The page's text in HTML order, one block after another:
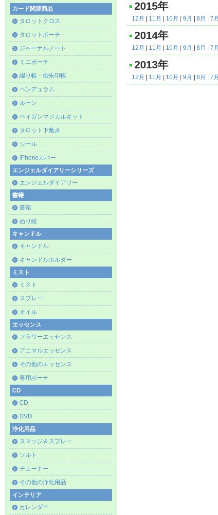
カード関連商品
タロットクロス
タロットポーチ
ジャーナルノート
ミニポーチ
綴り帳・御朱印帳
ペンデュラム
ルーン
ペイガンマジカルキット
タロット下敷き
シール
iPhoneカバー
エンジェルダイアリーシリーズ
エンジェルダイアリー
書籍
書籍
ぬり絵
キャンドル
キャンドル
キャンドルホルダー
ミスト
ミスト
スプレー
オイル
エッセンス
フラワーエッセンス
アニマルエッセンス
その他のエッセンス
専用ポーチ
CD
CD
DVD
浄化用品
スマッジ＆スプレー
ソルト
チューナー
その他の浄化用品
インテリア
カレンダー
2015年
12月 11月 10月 9月 8月 7
2014年
12月 11月 10月 9月 8月 7
2013年
12月 11月 10月 9月 8月 7